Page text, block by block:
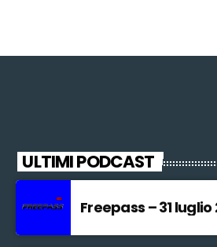
ULTIMI PODCAST
Freepass – 31 luglio